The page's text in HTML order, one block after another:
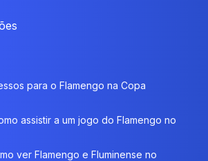
para o Flamengo na Copa
assistir a um jogo do Flamengo no
ver Flamengo e Fluminense no